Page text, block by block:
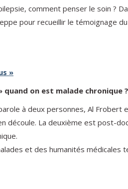
comment penser le soin ?
pour recueillir le témoignage
»
quand on est malade chronique ?
à deux personnes, Al
découle. La deuxième est post-
et des humanités